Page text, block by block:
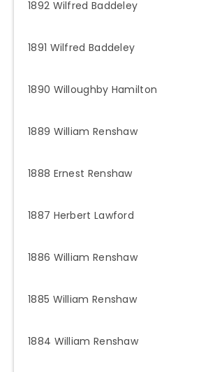
1892 Wilfred Baddeley
1891 Wilfred Baddeley
1890 Willoughby Hamilton
1889 William Renshaw
1888 Ernest Renshaw
1887 Herbert Lawford
1886 William Renshaw
1885 William Renshaw
1884 William Renshaw